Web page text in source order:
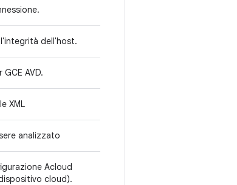
dell'host.
AVD.
XML
analizzato
Acloud
cloud).